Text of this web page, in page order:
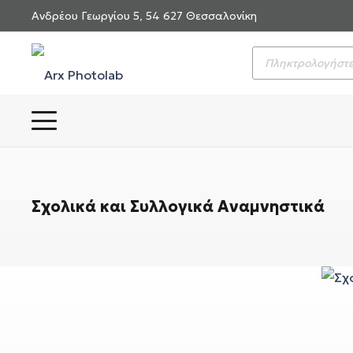
Ανδρέου Γεωργίου 5, 54 627 Θεσσαλονίκη
Products
search
Σχολικά και Συλλογικά Αναμνηστικά